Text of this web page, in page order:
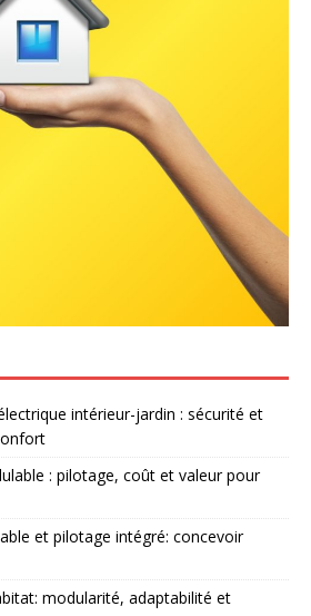
intérieur-jardin : sécurité et
: pilotage, coût et valeur pour
et pilotage intégré: concevoir
modularité, adaptabilité et